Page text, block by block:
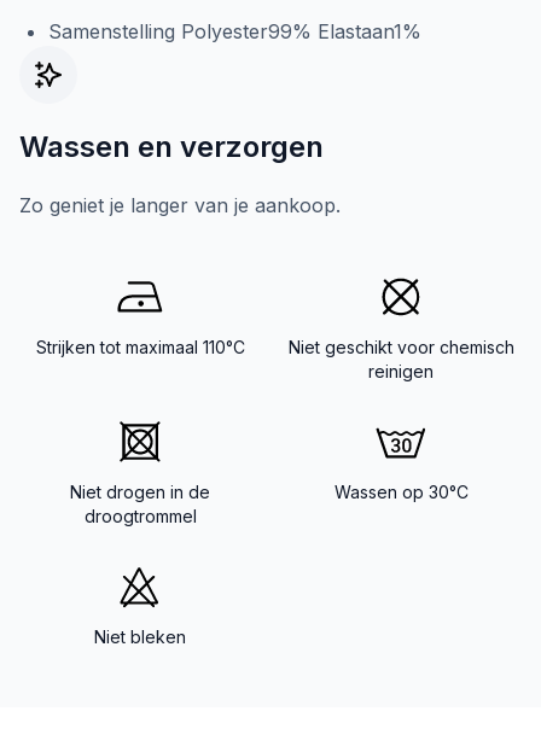
Samenstelling Polyester99% Elastaan1%
Wassen en verzorgen
Zo geniet je langer van je aankoop.
Strijken tot maximaal 110°C
Niet geschikt voor chemisch
reinigen
Niet drogen in de
droogtrommel
Wassen op 30°C
Niet bleken